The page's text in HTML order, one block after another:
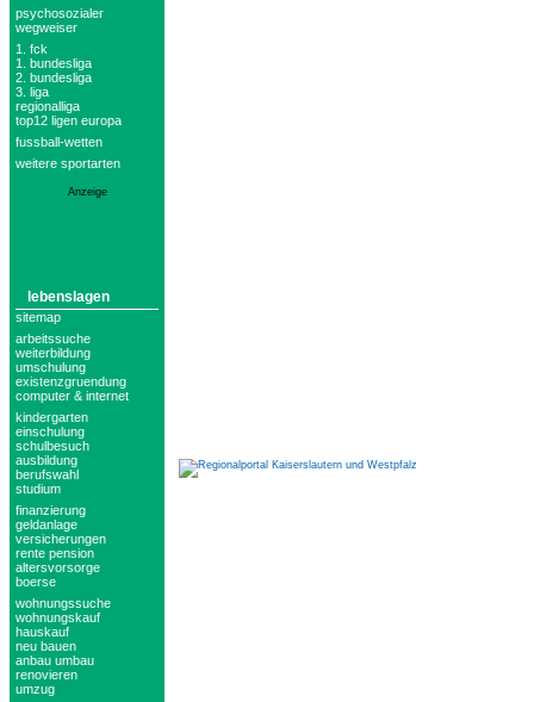
psychosozialer
wegweiser
1. fck
1. bundesliga
2. bundesliga
3. liga
regionalliga
top12 ligen europa
fussball-wetten
weitere sportarten
Anzeige
lebenslagen
sitemap
arbeitssuche
weiterbildung
umschulung
existenzgruendung
computer & internet
kindergarten
einschulung
schulbesuch
ausbildung
berufswahl
studium
finanzierung
geldanlage
versicherungen
rente pension
altersvorsorge
boerse
wohnungssuche
wohnungskauf
hauskauf
neu bauen
anbau umbau
renovieren
umzug